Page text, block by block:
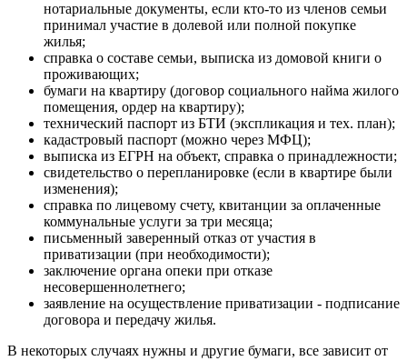
нотариальные документы, если кто-то из членов семьи
принимал участие в долевой или полной покупке
жилья;
справка о составе семьи, выписка из домовой книги о
проживающих;
бумаги на квартиру (договор социального найма жилого
помещения, ордер на квартиру);
технический паспорт из БТИ (экспликация и тех. план);
кадастровый паспорт (можно через МФЦ);
выписка из ЕГРН на объект, справка о принадлежности;
свидетельство о перепланировке (если в квартире были
изменения);
справка по лицевому счету, квитанции за оплаченные
коммунальные услуги за три месяца;
письменный заверенный отказ от участия в
приватизации (при необходимости);
заключение органа опеки при отказе
несовершеннолетнего;
заявление на осуществление приватизации - подписание
договора и передачу жилья.
В некоторых случаях нужны и другие бумаги, все зависит от